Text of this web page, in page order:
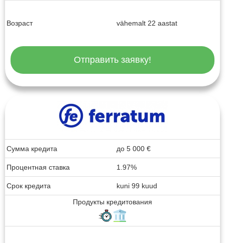
Возраст vähemalt 22 aastat
Отправить заявку!
Сумма кредита до 5 000 €
Процентная ставка 1.97%
Срок кредита
kuni 99 kuud
Продукты кредитования